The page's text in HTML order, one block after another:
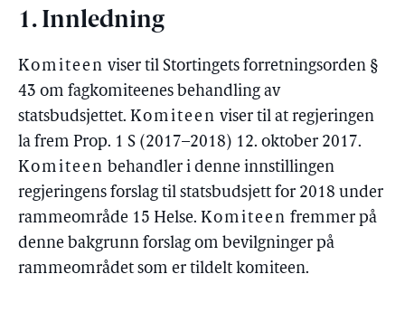
1. Innledning
Komiteen viser til Stortingets forretningsorden §
43 om fagkomiteenes behandling av
statsbudsjettet. Komiteen viser til at regjeringen
la frem Prop. 1 S (2017–2018) 12. oktober 2017.
Komiteen behandler i denne innstillingen
regjeringens forslag til statsbudsjett for 2018 under
rammeområde 15 Helse. Komiteen fremmer på
denne bakgrunn forslag om bevilgninger på
rammeområdet som er tildelt komiteen.